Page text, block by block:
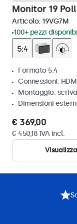
Monitor 19
Articolo: 19VG7M
100+ pezzi
Formato 5:4
Connessioni:
Montaggio:
Dimensioni
€ 369,00
€ 450,18 IVA incl.
Visualizza